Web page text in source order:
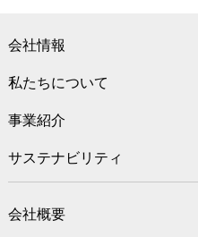
会社情報
私たちについて
事業紹介
サステナビリティ
会社概要